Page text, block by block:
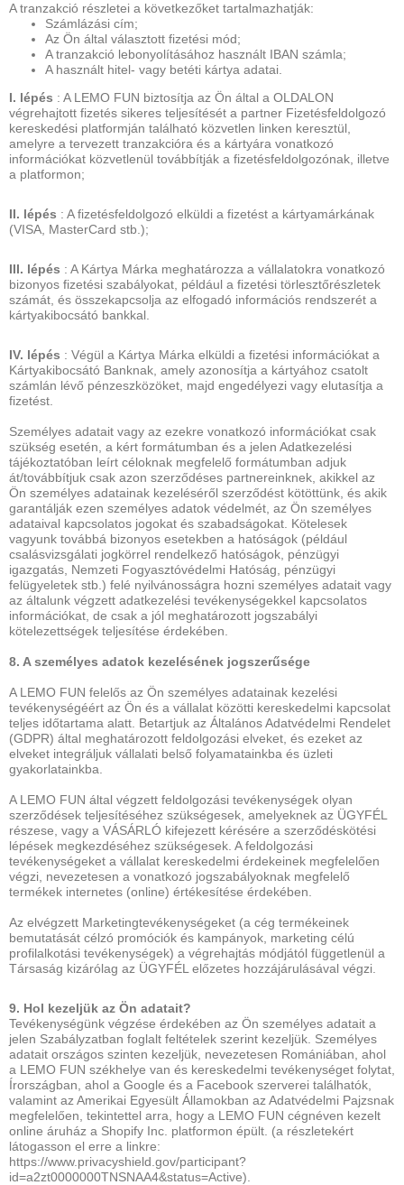
A tranzakció részletei a következőket tartalmazhatják:
Számlázási cím;
Az Ön által választott fizetési mód;
A tranzakció lebonyolításához használt IBAN számla;
A használt hitel- vagy betéti kártya adatai.
I. lépés : A LEMO FUN biztosítja az Ön által a OLDALON
végrehajtott fizetés sikeres teljesítését a partner Fizetésfeldolgozó
kereskedési platformján található közvetlen linken keresztül,
amelyre a tervezett tranzakcióra és a kártyára vonatkozó
információkat közvetlenül továbbítják a fizetésfeldolgozónak, illetve
a platformon;
II. lépés : A fizetésfeldolgozó elküldi a fizetést a kártyamárkának
(VISA, MasterCard stb.);
III. lépés : A Kártya Márka meghatározza a vállalatokra vonatkozó
bizonyos fizetési szabályokat, például a fizetési törlesztőrészletek
számát, és összekapcsolja az elfogadó információs rendszerét a
kártyakibocsátó bankkal.
IV. lépés : Végül a Kártya Márka elküldi a fizetési információkat a
Kártyakibocsátó Banknak, amely azonosítja a kártyához csatolt
számlán lévő pénzeszközöket, majd engedélyezi vagy elutasítja a
fizetést.
Személyes adatait vagy az ezekre vonatkozó információkat csak
szükség esetén, a kért formátumban és a jelen Adatkezelési
tájékoztatóban leírt céloknak megfelelő formátumban adjuk
át/továbbítjuk csak azon szerződéses partnereinknek, akikkel az
Ön személyes adatainak kezeléséről szerződést kötöttünk, és akik
garantálják ezen személyes adatok védelmét, az Ön személyes
adataival kapcsolatos jogokat és szabadságokat. Kötelesek
vagyunk továbbá bizonyos esetekben a hatóságok (például
csalásvizsgálati jogkörrel rendelkező hatóságok, pénzügyi
igazgatás, Nemzeti Fogyasztóvédelmi Hatóság, pénzügyi
felügyeletek stb.) felé nyilvánosságra hozni személyes adatait vagy
az általunk végzett adatkezelési tevékenységekkel kapcsolatos
információkat, de csak a jól meghatározott jogszabályi
kötelezettségek teljesítése érdekében.
8. A személyes adatok kezelésének jogszerűsége
A LEMO FUN felelős az Ön személyes adatainak kezelési
tevékenységéért az Ön és a vállalat közötti kereskedelmi kapcsolat
teljes időtartama alatt. Betartjuk az Általános Adatvédelmi Rendelet
(GDPR) által meghatározott feldolgozási elveket, és ezeket az
elveket integráljuk vállalati belső folyamatainkba és üzleti
gyakorlatainkba.
A LEMO FUN által végzett feldolgozási tevékenységek olyan
szerződések teljesítéséhez szükségesek, amelyeknek az ÜGYFÉL
részese, vagy a VÁSÁRLÓ kifejezett kérésére a szerződéskötési
lépések megkezdéséhez szükségesek. A feldolgozási
tevékenységeket a vállalat kereskedelmi érdekeinek megfelelően
végzi, nevezetesen a vonatkozó jogszabályoknak megfelelő
termékek internetes (online) értékesítése érdekében.
Az elvégzett Marketingtevékenységeket (a cég termékeinek
bemutatását célzó promóciók és kampányok, marketing célú
profilalkotási tevékenységek) a végrehajtás módjától függetlenül a
Társaság kizárólag az ÜGYFÉL előzetes hozzájárulásával végzi.
9. Hol kezeljük az Ön adatait?
Tevékenységünk végzése érdekében az Ön személyes adatait a
jelen Szabályzatban foglalt feltételek szerint kezeljük. Személyes
adatait országos szinten kezeljük, nevezetesen Romániában, ahol
a LEMO FUN székhelye van és kereskedelmi tevékenységet folytat,
Írországban, ahol a Google és a Facebook szerverei találhatók,
valamint az Amerikai Egyesült Államokban az Adatvédelmi Pajzsnak
megfelelően, tekintettel arra, hogy a LEMO FUN cégnéven kezelt
online áruház a Shopify Inc. platformon épült. (a részletekért
látogasson el erre a linkre:
https://www.privacyshield.gov/participant?
id=a2zt0000000TNSNAA4&status=Active).